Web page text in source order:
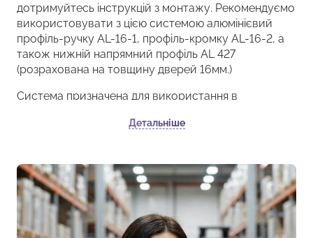
дотримуйтесь інструкцій з монтажу. Рекомендуємо
використовувати з цією системою алюмінієвий
профіль-ручку AL-16-1, профіль-кромку AL-16-2, а
також нижній напрямний профіль AL 427
(розрахована на товщину дверей 16мм.)
Система призначена для використання в
Детальніше